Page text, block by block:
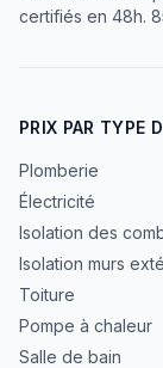
certifiés en 48h.
PRIX PAR TYPE
Plomberie
Électricité
Isolation des
Isolation murs
Toiture
Pompe à chaleur
Salle de bain